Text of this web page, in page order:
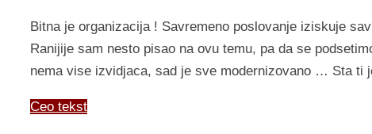
Bitna je organizacija ! Savremeno poslovanje iziskuje
Ranijije sam nesto pisao na ovu temu, pa da se
nema vise izvidjaca, sad je sve modernizovano … Sta ti
Ceo tekst